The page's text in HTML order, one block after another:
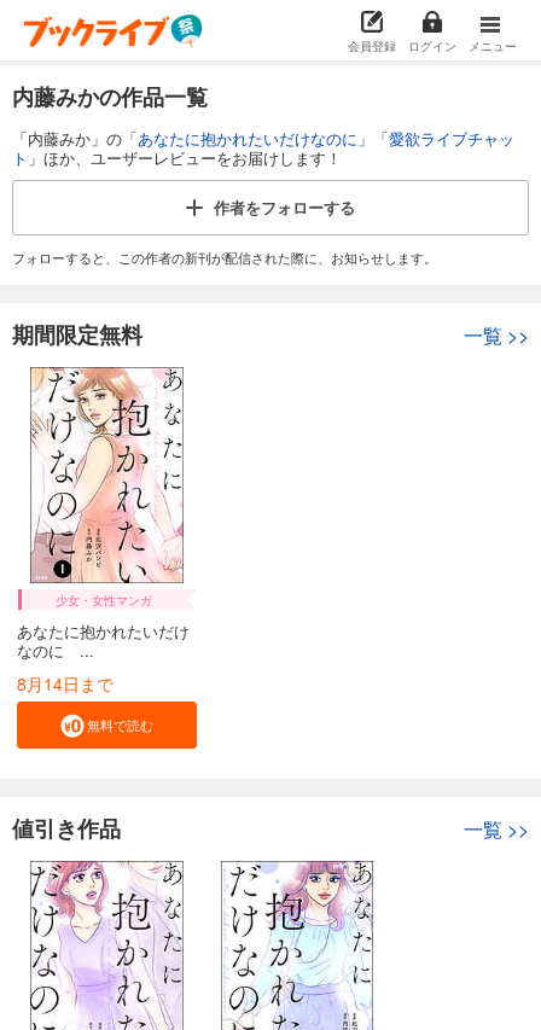
会員登録 ログイン メニュー
内藤みかの作品一覧
「内藤みか」の「あなたに抱かれたいだけなのに 」「愛欲ライブチャッ
ト 」ほか、ユーザーレビューをお届けします！
作者をフォローする
フォローすると、この作者の新刊が配信された際に、お知らせします。
期間限定無料 一覧 >>
少女・女性マンガ
あなたに抱かれたいだけ
なのに ...
8月14日まで
無料で読む
値引き作品 一覧 >>